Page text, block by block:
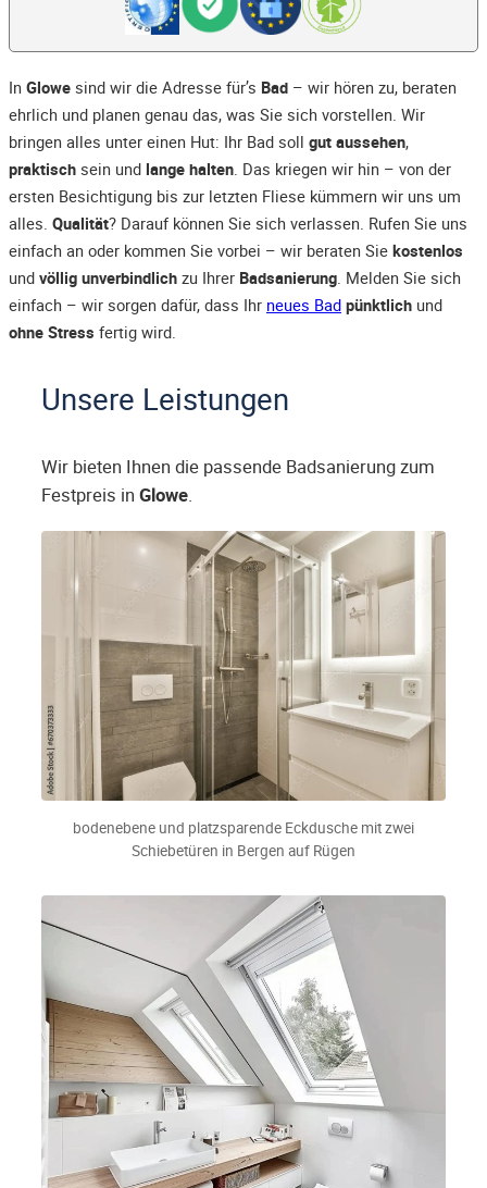
In Glowe sind wir die Adresse für’s Bad – wir hören zu, beraten
ehrlich und planen genau das, was Sie sich vorstellen. Wir
bringen alles unter einen Hut: Ihr Bad soll gut aussehen,
praktisch sein und lange halten. Das kriegen wir hin – von der
ersten Besichtigung bis zur letzten Fliese kümmern wir uns um
alles. Qualität? Darauf können Sie sich verlassen. Rufen Sie uns
einfach an oder kommen Sie vorbei – wir beraten Sie kostenlos
und völlig unverbindlich zu Ihrer Badsanierung. Melden Sie sich
einfach – wir sorgen dafür, dass Ihr neues Bad pünktlich und
ohne Stress fertig wird.
Unsere Leistungen
Wir bieten Ihnen die passende Badsanierung zum
Festpreis in Glowe.
bodenebene und platzsparende Eckdusche mit zwei
Schiebetüren in Bergen auf Rügen